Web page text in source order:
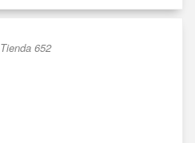
Tienda 652